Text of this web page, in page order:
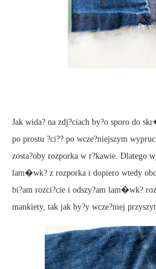
Jak wida? na zdj?ciach by?o sporo do
po prostu ?ci?? po wcze?niejszym
zosta?oby rozporka w r?kawie. Dlatego
lam�wk? z rozporka i dopiero wtedy
bi?am rozci?cie i odszy?am lam�wk?
mankiety, tak jak by?y wcze?niej